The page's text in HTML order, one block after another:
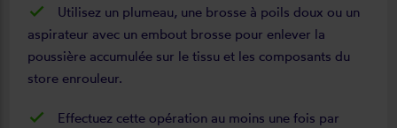
Utilisez un plumeau, une brosse à poils doux ou un
aspirateur avec un embout brosse pour enlever la
poussière accumulée sur le tissu et les composants du
store enrouleur.
Effectuez cette opération au moins une fois par